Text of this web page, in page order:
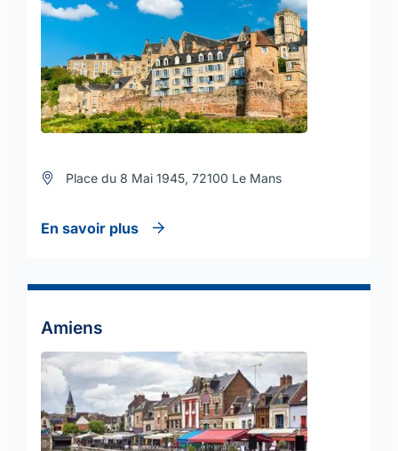
Place du 8 Mai 1945, 72100 Le Mans
En savoir plus
Amiens